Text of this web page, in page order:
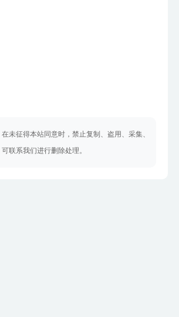
未征得本站同意时，禁止复制、盗用、采集、
联系我们进行删除处理。